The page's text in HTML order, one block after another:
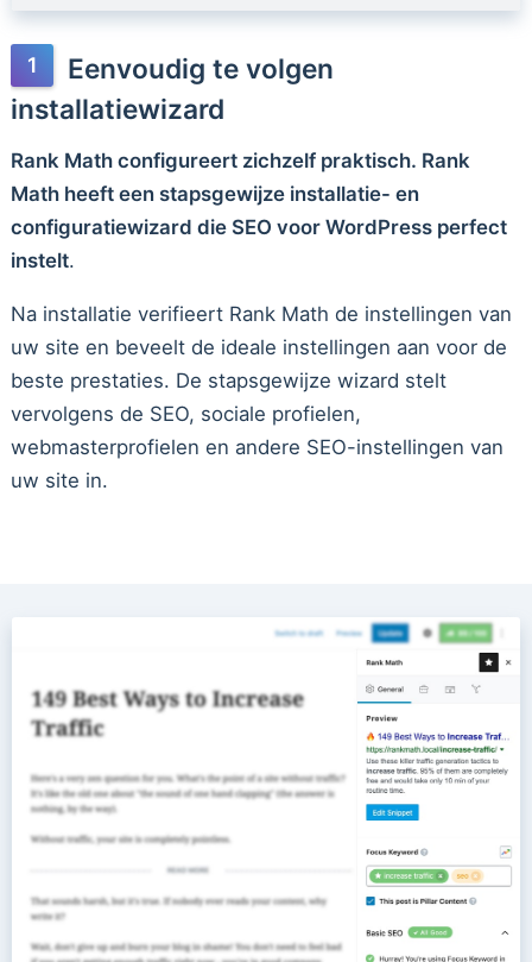
Eenvoudig te volgen
installatiewizard
Rank Math configureert zichzelf praktisch. Rank
Math heeft een stapsgewijze installatie- en
configuratiewizard die SEO voor WordPress perfect
instelt.
Na installatie verifieert Rank Math de instellingen van
uw site en beveelt de ideale instellingen aan voor de
beste prestaties. De stapsgewijze wizard stelt
vervolgens de SEO, sociale profielen,
webmasterprofielen en andere SEO-instellingen van
uw site in.